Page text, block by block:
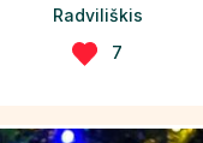
Radviliškis
7